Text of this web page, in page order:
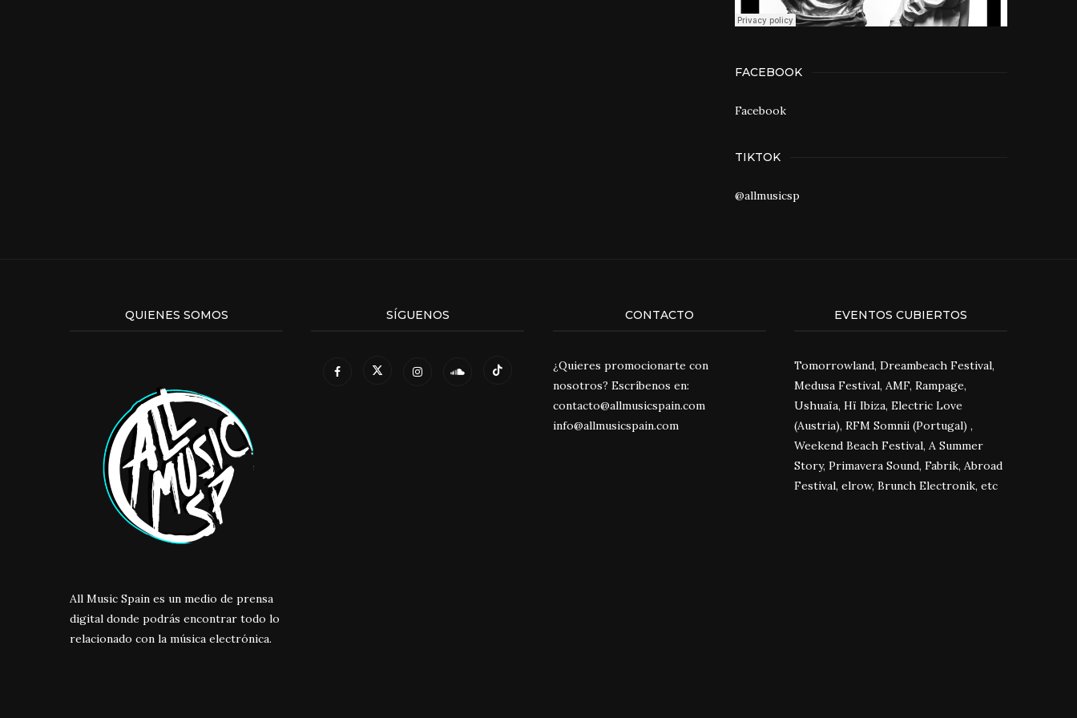
FACEBOOK
Facebook
TIKTOK
@allmusicsp
QUIENES SOMOS
All Music Spain es un medio de prensa
digital donde podrás encontrar todo lo
relacionado con la música electrónica.
SÍGUENOS CONTACTO
¿Quieres promocionarte con
nosotros? Escríbenos en:
contacto@allmusicspain.com
info@allmusicspain.com
EVENTOS CUBIERTOS
Tomorrowland, Dreambeach Festival,
Medusa Festival, AMF, Rampage,
Ushuaïa, Hï Ibiza, Electric Love
(Austria), RFM Somnii (Portugal) ,
Weekend Beach Festival, A Summer
Story, Primavera Sound, Fabrik, Abroad
Festival, elrow, Brunch Electronik, etc